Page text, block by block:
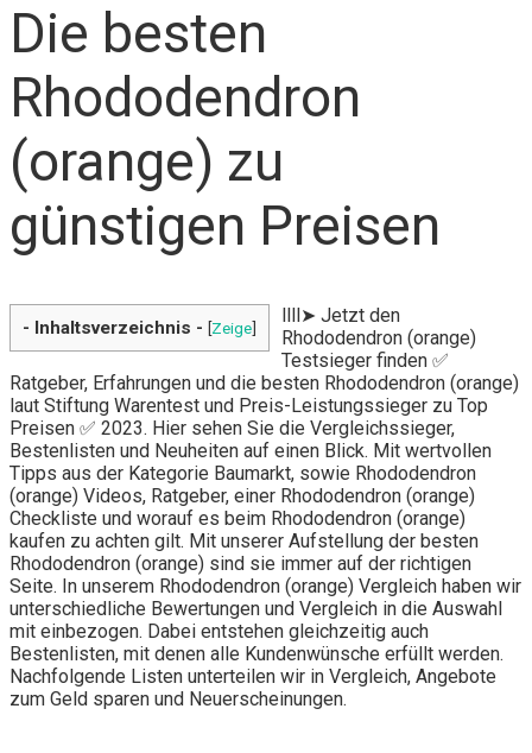
Die besten
Rhododendron
(orange) zu
günstigen Preisen
- Inhaltsverzeichnis - [Zeige]
llll➤ Jetzt den
Rhododendron (orange)
Testsieger finden ✅
Ratgeber, Erfahrungen und die besten Rhododendron (orange)
laut Stiftung Warentest und Preis-Leistungssieger zu Top
Preisen ✅ 2023. Hier sehen Sie die Vergleichssieger,
Bestenlisten und Neuheiten auf einen Blick. Mit wertvollen
Tipps aus der Kategorie Baumarkt, sowie Rhododendron
(orange) Videos, Ratgeber, einer Rhododendron (orange)
Checkliste und worauf es beim Rhododendron (orange)
kaufen zu achten gilt. Mit unserer Aufstellung der besten
Rhododendron (orange) sind sie immer auf der richtigen
Seite. In unserem Rhododendron (orange) Vergleich haben wir
unterschiedliche Bewertungen und Vergleich in die Auswahl
mit einbezogen. Dabei entstehen gleichzeitig auch
Bestenlisten, mit denen alle Kundenwünsche erfüllt werden.
Nachfolgende Listen unterteilen wir in Vergleich, Angebote
zum Geld sparen und Neuerscheinungen.